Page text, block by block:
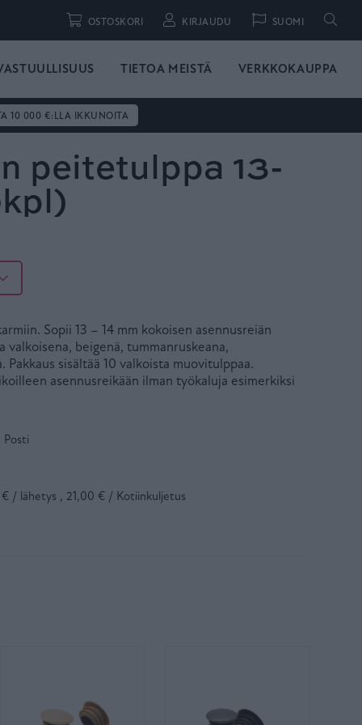
OSTOSKORI KIRJAUDU SUOMI Hae
TIETOA MEISTÄ VERKKOKAUPPA
10 000 €:LLA IKKUNOITA
peitetulppa 13-
Sopii 13 – 14 mm kokoisen asennusreiän
beigenä, tummanruskeana,
Pakkaus sisältää 10 valkoista muovitulppaa.
asennusreikään ilman työkaluja esimerkiksi
/ lähetys , 21,00 € / Kotiinkuljetus